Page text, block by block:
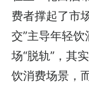
费者撑起了市
交”主导年轻
场“脱轨”，其
饮消费场景，